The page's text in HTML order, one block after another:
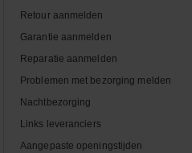
Retour aanmelden
Garantie aanmelden
Reparatie aanmelden
Problemen met bezorging melden
Nachtbezorging
Links leveranciers
Aangepaste openingstijden